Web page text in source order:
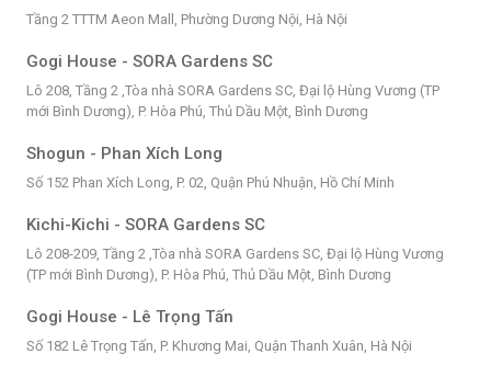
Tầng 2 TTTM Aeon Mall, Phường Dương Nội, Hà Nội
Gogi House - SORA Gardens SC
Lô 208, Tầng 2 ,Tòa nhà SORA Gardens SC, Đại lộ Hùng Vương (TP
mới Bình Dương), P. Hòa Phú, Thủ Dầu Một, Bình Dương
Shogun - Phan Xích Long
Số 152 Phan Xích Long, P. 02, Quận Phú Nhuận, Hồ Chí Minh
Kichi-Kichi - SORA Gardens SC
Lô 208-209, Tầng 2 ,Tòa nhà SORA Gardens SC, Đại lộ Hùng Vương
(TP mới Bình Dương), P. Hòa Phú, Thủ Dầu Một, Bình Dương
Gogi House - Lê Trọng Tấn
Số 182 Lê Trọng Tấn, P. Khương Mai, Quận Thanh Xuân, Hà Nội